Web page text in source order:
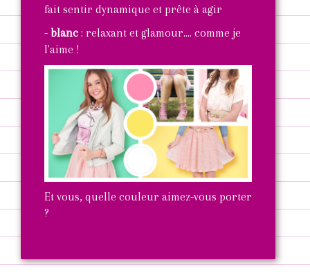
fait sentir dynamique et prête à agir
- blanc : relaxant et glamour.... comme je
l'aime !
Et vous, quelle couleur aimez-vous porter
?
ENTRER